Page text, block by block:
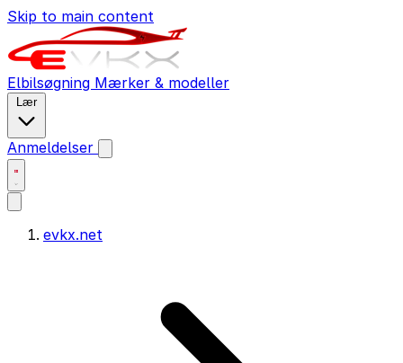
Skip to main content
Elbilsøgning Mærker & modeller
Lær
Anmeldelser
evkx.net